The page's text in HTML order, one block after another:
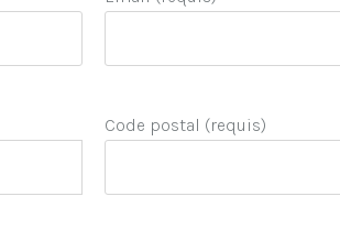
Code postal (requis)